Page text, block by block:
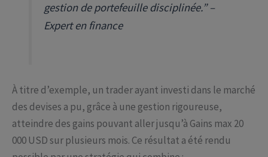
gestion de portefeuille disciplinée.” –
Expert en finance
À titre d’exemple, un trader ayant investi dans le marché
des devises a pu, grâce à une gestion rigoureuse,
atteindre des gains pouvant aller jusqu’à Gains max 20
000 USDsur plusieurs mois. Ce résultat a été rendu